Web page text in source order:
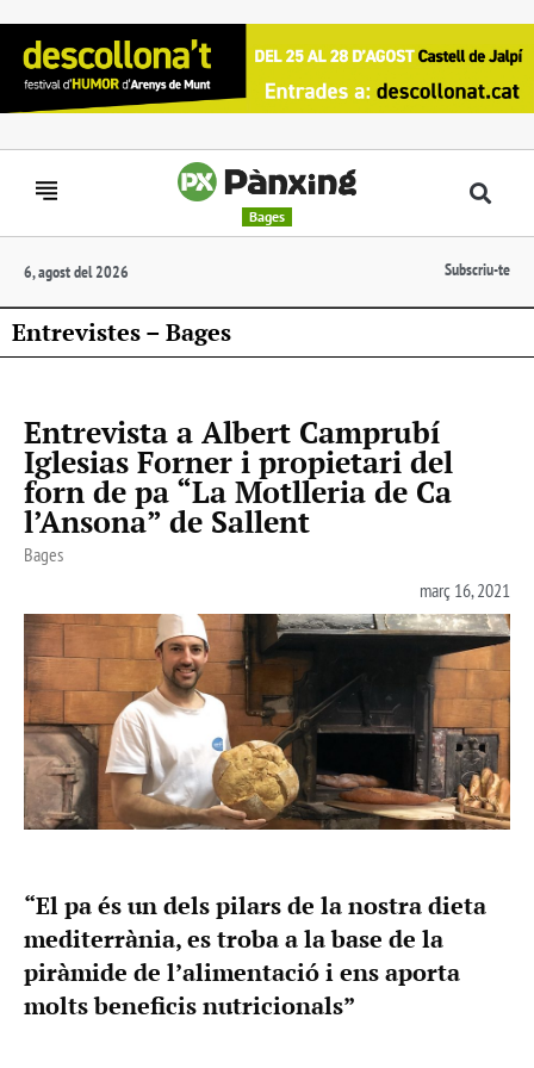
Bages
6, agost del 2026 Subscriu-te
Entrevistes – Bages
Entrevista a Albert Camprubí
Iglesias Forner i propietari del
forn de pa “La Motlleria de Ca
l’Ansona” de Sallent
Bages
març 16, 2021
“El pa és un dels pilars de la nostra dieta
mediterrània, es troba a la base de la
piràmide de l’alimentació i ens aporta
molts beneficis nutricionals”